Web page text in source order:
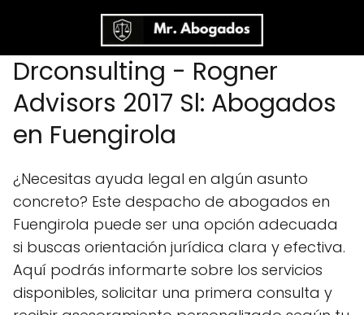
Drconsulting - Rogner
Advisors 2017 Sl: Abogados
en Fuengirola
¿Necesitas ayuda legal en algún asunto
concreto? Este despacho de abogados en
Fuengirola puede ser una opción adecuada
si buscas orientación jurídica clara y efectiva.
Aquí podrás informarte sobre los servicios
disponibles, solicitar una primera consulta y